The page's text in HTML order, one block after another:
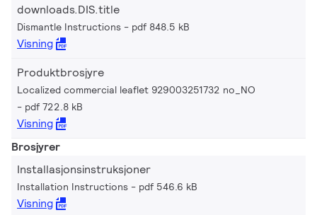
downloads.DIS.title
Dismantle Instructions pdf 848.5 kB
Visning
Produktbrosjyre
Localized commercial leaflet 929003251732 no_NO
pdf 722.8 kB
Visning
Brosjyrer
Installasjonsinstruksjoner
Installation Instructions pdf 546.6 kB
Visning